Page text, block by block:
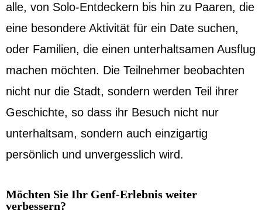
alle, von Solo-Entdeckern bis hin zu Paaren, die
eine besondere Aktivität für ein Date suchen,
oder Familien, die einen unterhaltsamen Ausflug
machen möchten. Die Teilnehmer beobachten
nicht nur die Stadt, sondern werden Teil ihrer
Geschichte, so dass ihr Besuch nicht nur
unterhaltsam, sondern auch einzigartig
persönlich und unvergesslich wird.
Möchten Sie Ihr Genf-Erlebnis weiter
verbessern?